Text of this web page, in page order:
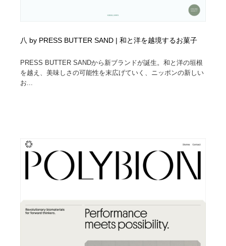
八 by PRESS BUTTER SAND | 和と洋を越境するお菓子
PRESS BUTTER SANDから新ブランドが誕生。和と洋の垣根
を越え、美味しさの可能性を末広げていく、ニッポンの新しい
お...